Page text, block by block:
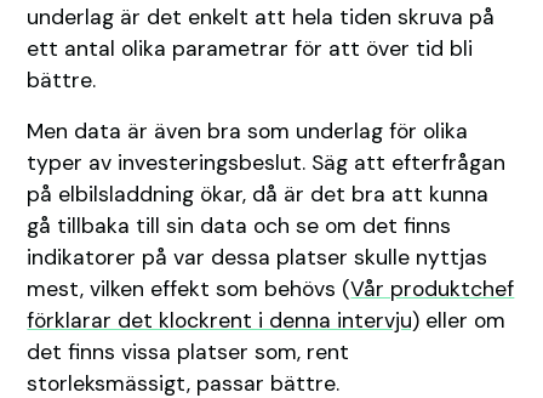
underlag är det enkelt att hela tiden skruva på
ett antal olika parametrar för att över tid bli
bättre.
Men data är även bra som underlag för olika
typer av investeringsbeslut. Säg att efterfrågan
på elbilsladdning ökar, då är det bra att kunna
gå tillbaka till sin data och se om det finns
indikatorer på var dessa platser skulle nyttjas
mest, vilken effekt som behövs (Vår produktchef
förklarar det klockrent i denna intervju) eller om
det finns vissa platser som, rent
storleksmässigt, passar bättre.